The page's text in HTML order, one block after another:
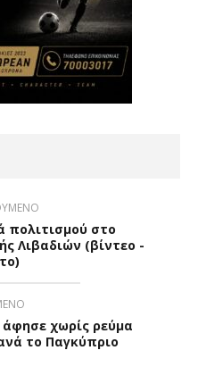
πολιτισμού στο
Λιβαδιών (βίντεο -
χωρίς ρεύμα
το Παγκύπριο